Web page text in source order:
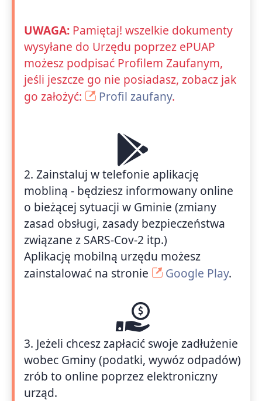
UWAGA: Pamiętaj! wszelkie dokumenty
wysyłane do Urzędu poprzez ePUAP
możesz podpisać Profilem Zaufanym,
jeśli jeszcze go nie posiadasz, zobacz jak
go założyć:
Profil zaufany.
2. Zainstaluj w telefonie aplikację
mobliną - będziesz informowany online
o bieżącej sytuacji w Gminie (zmiany
zasad obsługi, zasady bezpieczeństwa
związane z SARS-Cov-2 itp.)
Aplikację mobilną urzędu możesz
zainstalować na stronie
Google Play.
3. Jeżeli chcesz zapłacić swoje zadłużenie
wobec Gminy (podatki, wywóz odpadów)
zrób to online poprzez elektroniczny
urząd.